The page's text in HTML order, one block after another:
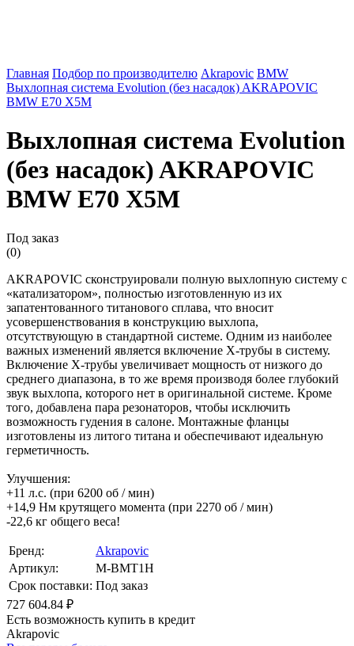
Главная Подбор по производителю Akrapovic BMW
Выхлопная система Evolution (без насадок) AKRAPOVIC
BMW E70 X5M
Выхлопная система Evolution
(без насадок) AKRAPOVIC
BMW E70 X5M
Под заказ
(0)
AKRAPOVIC сконструировали полную выхлопную систему с
«катализатором», полностью изготовленную из их
запатентованного титанового сплава, что вносит
усовершенствования в конструкцию выхлопа,
отсутствующую в стандартной системе. Одним из наиболее
важных изменений является включение X-трубы в систему.
Включение X-трубы увеличивает мощность от низкого до
среднего диапазона, в то же время производя более глубокий
звук выхлопа, которого нет в оригинальной системе. Кроме
того, добавлена ​​пара резонаторов, чтобы исключить
возможность гудения в салоне. Монтажные фланцы
изготовлены из литого титана и обеспечивают идеальную
герметичность.
Улучшения:
+11 л.с. (при 6200 об / мин)
+14,9 Нм крутящего момента (при 2270 об / мин)
-22,6 кг общего веса!
Бренд:
Akrapovic
Артикул:
M-BMT1H
Срок поставки: Под заказ
727 604.84 ₽
Есть возможность купить в кредит
Akrapovic